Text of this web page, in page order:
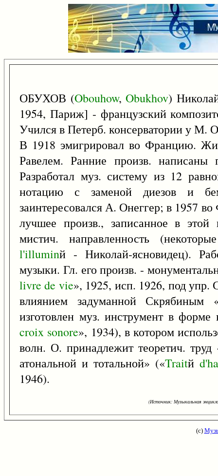
ОБУХОВ (Obouhow,Obukhov)
1954, Париж] - французский
Учился в Петерб. консерватории у
В 1918 эмигрировал во Францию.
Равелем. Ранние произв.
Разработал муз. систему из 12
нотацию с заменой диезов и
заинтересовался А. Онеггер; в 1957
лучшее произв., записанное в
мистич. направленность
l'illuminй - Николай-ясновидец).
музыки. Гл. его произв. -
livre de vie», 1925, исп. 1926, под упр.
влиянием задуманной
изготовлен муз. инструмент в
croix sonore», 1934), в котором
волн. О. принадлежит теоретич.
атональной и тотальной» («Traitй
1946).
(Источник: Музыкальная
(с)